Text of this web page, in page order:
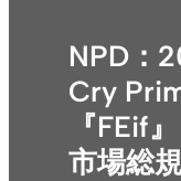
NPD：
Cry
『FEif
市場総